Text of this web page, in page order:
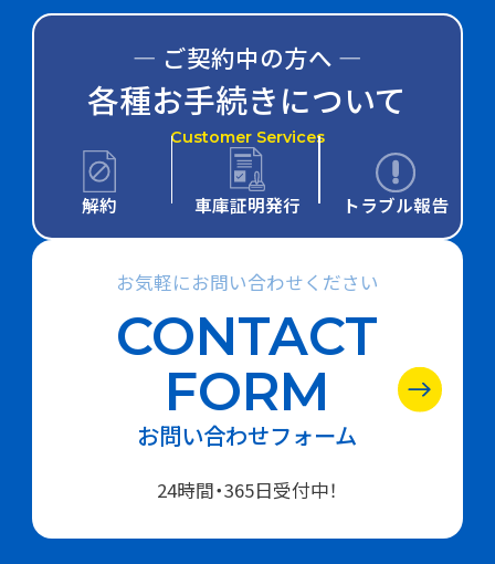
― ご契約中の方へ ―
各種お手続きについて
Customer Services
解約 車庫証明発行 トラブル報告
お気軽にお問い合わせください
CONTACT
FORM
お問い合わせフォーム
24時間・365日受付中！